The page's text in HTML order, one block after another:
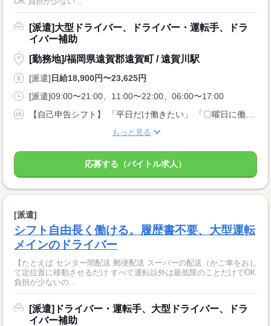
[派遣]大型ドライバー、ドライバー・運転手、ドラ
イバー補助
[勤務地]/福岡県遠賀郡遠賀町 / 遠賀川駅
[派遣]日給18,900円〜23,625円
[派遣]09:00〜21:00、11:00〜22:00、06:00〜17:00
もっと見る
応募する（バイトル求人）
[派遣]
シフト自由長く働ける。履歴書不要、大型運転
メインのドライバー
【たとえば センター間配送 郵便配送 スーパーの配送（かご車をおし
て定位置に移動させるだけ すべて運転以外は最低限のことだけでOK
負担が少ないの...
[派遣]ドライバー・運転手、大型ドライバー、ドラ
イバー補助